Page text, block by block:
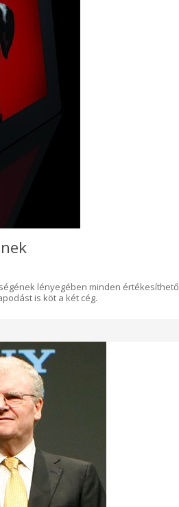
lényegében minden értékesíthető
is köt a két cég.